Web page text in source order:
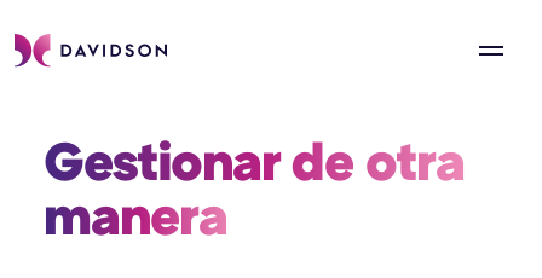
Gestionar de otra
manera